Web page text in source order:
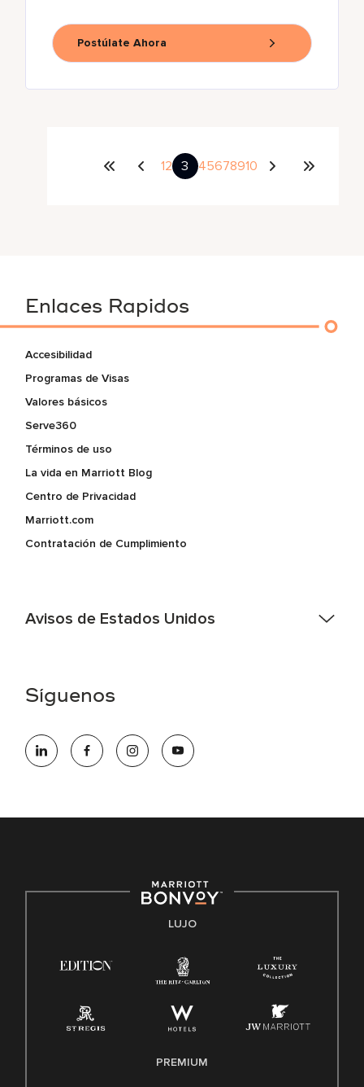
Postúlate Ahora
12 3 45678910
Enlaces Rapidos
Accesibilidad
Programas de Visas
Valores básicos
Serve360
Términos de uso
La vida en Marriott Blog
Centro de Privacidad
Marriott.com
Contratación de Cumplimiento
Avisos de Estados Unidos
electrónico hqaffirmativeaction@marriott.com
oportunidades que se compromete a contratar una fuerza
de trabajo diversa y a mantener una cultura inclusiva.
Derecho a trabajar inglés/español
Conozca sus derechos
Ley de licencia familiar y médica (FMLA)
Síguenos
LUJO
PREMIUM